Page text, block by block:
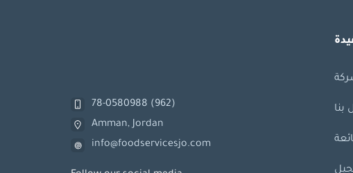
78-0580988 (962)
Amman, Jordan
info@foodservicesjo.com
بنا